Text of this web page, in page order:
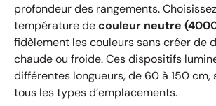
profondeur des rangements.
température decouleur neutre
fidèlement les couleurs sans créer de
chaude ou froide. Ces dispositifs
différentes longueurs, de 60 à 150 cm,
tous les types d’emplacements.